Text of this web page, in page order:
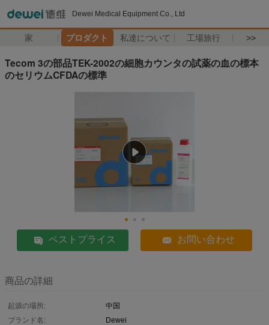
Dewei Medical Equipment Co., Ltd
家 プロダクト 私達について 工場旅行 >>
Tecom 3の部品TEK-2002の細胞カウンタの試薬の血の標本
のセリウムCFDAの標準
ベストプライス お問い合わせ
商品の詳細
起源の場所:
中国
ブランド名:
Dewei